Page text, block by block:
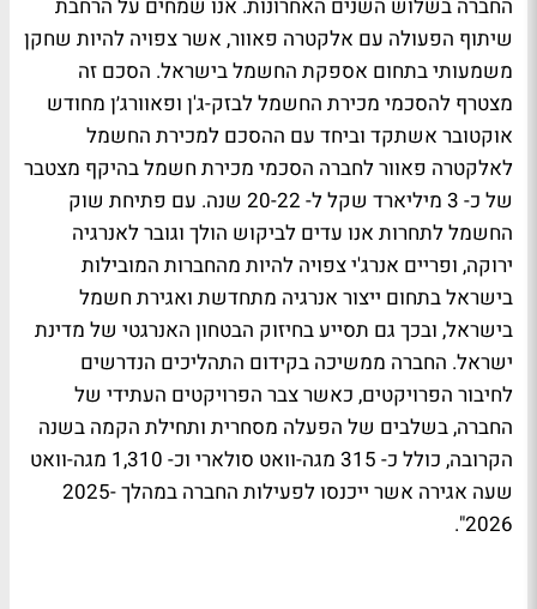
החברה בשלוש השנים האחרונות. אנו שמחים על הרחבת
שיתוף הפעולה עם אלקטרה פאוור, אשר צפויה להיות שחקן
משמעותי בתחום אספקת החשמל בישראל. הסכם זה
מצטרף להסכמי מכירת החשמל לבזק-ג'ן ופאוורג׳ן מחודש
אוקטובר אשתקד וביחד עם ההסכם למכירת החשמל
לאלקטרה פאוור לחברה הסכמי מכירת חשמל בהיקף מצטבר
של כ- 3 מיליארד שקל ל- 20-22 שנה. עם פתיחת שוק
החשמל לתחרות אנו עדים לביקוש הולך וגובר לאנרגיה
ירוקה, ופריים אנרג'י צפויה להיות מהחברות המובילות
בישראל בתחום ייצור אנרגיה מתחדשת ואגירת חשמל
בישראל, ובכך גם תסייע בחיזוק הבטחון האנרגטי של מדינת
ישראל. החברה ממשיכה בקידום התהליכים הנדרשים
לחיבור הפרויקטים, כאשר צבר הפרויקטים העתידי של
החברה, בשלבים של הפעלה מסחרית ותחילת הקמה בשנה
הקרובה, כולל כ- 315 מגה-וואט סולארי וכ- 1,310 מגה-וואט
שעה אגירה אשר ייכנסו לפעילות החברה במהלך 2025-
2026".